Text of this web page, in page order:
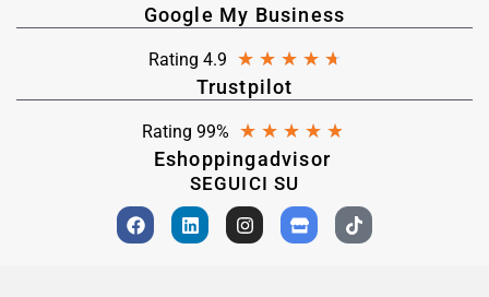
Google My Business
Rating 4.9 ★ ★ ★ ★ ★
Trustpilot
Rating 99% ★ ★ ★ ★ ★
Eshoppingadvisor
SEGUICI SU